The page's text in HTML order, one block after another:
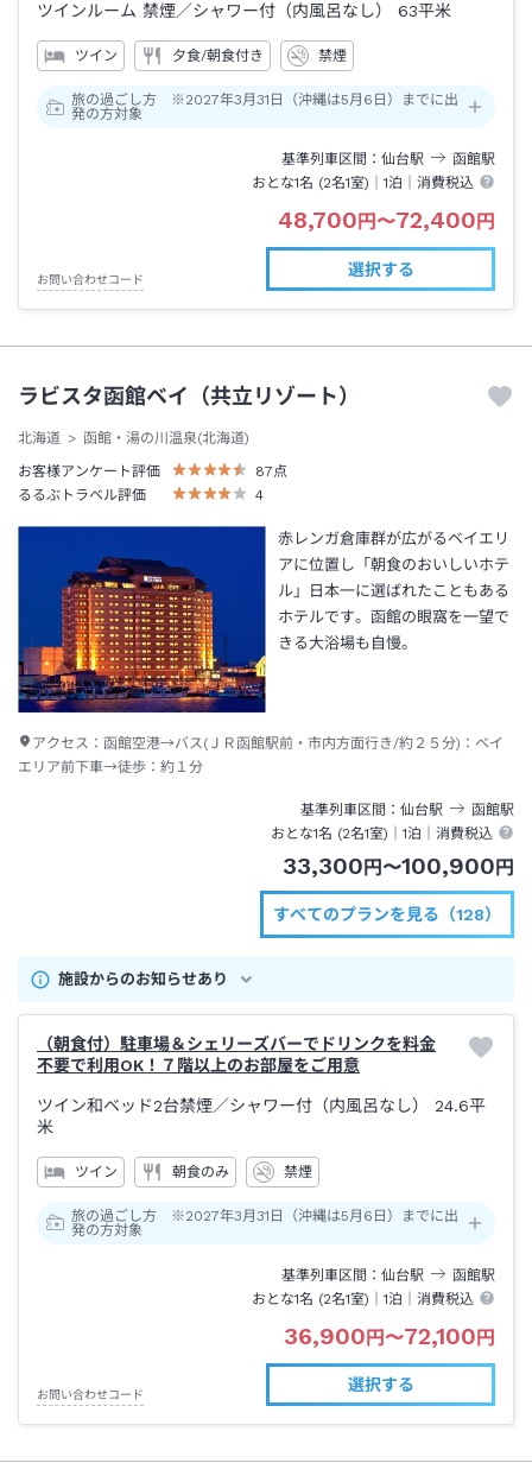
ツインルーム 禁煙／シャワー付（内風呂なし） 63平米
ツイン 夕食/朝食付き 禁煙
旅の過ごし方 ※2027年3月31日（沖縄は5月6日）までに出
発の方対象
基準列車区間 仙台駅 函館駅
おとな1名 (2名1室)｜1泊 ｜消費税込
48,700 円 〜72,400 円
お問い合わせコード
選択する
ラビスタ函館ベイ（共立リゾート）
北海道
函館・湯の川温泉(北海道)
お客様アンケート評価
87点
るるぶトラベル評価
4
赤レンガ倉庫群が広がるベイエリ
アに位置し「朝食のおいしいホテ
ル」日本一に選ばれたこともある
ホテルです。函館の眼窩を一望で
きる大浴場も自慢。
アクセス： 函館空港→バス(ＪＲ函館駅前・市内方面行き/約２５分)：ベイ
エリア前下車→徒歩：約１分
基準列車区間 仙台駅 函館駅
おとな1名 (2名1室)｜1泊 ｜消費税込
33,300円〜100,900円
すべてのプランを見る（128）
施設からのお知らせあり
（朝食付）駐車場＆シェリーズバーでドリンクを料金
不要で利用OK！７階以上のお部屋をご用意
ツイン和ベッド2台禁煙／シャワー付（内風呂なし） 24.6平
米
ツイン 朝食のみ 禁煙
旅の過ごし方 ※2027年3月31日（沖縄は5月6日）までに出
発の方対象
基準列車区間 仙台駅 函館駅
おとな1名 (2名1室)｜1泊 ｜消費税込
36,900円〜72,100円
お問い合わせコード
選択する